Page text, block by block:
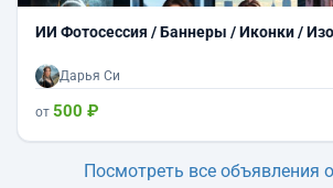
ИИ Фотосессия / Баннеры / Иконки /
Дарья Си
от 500 ₽
Посмотреть все объявления